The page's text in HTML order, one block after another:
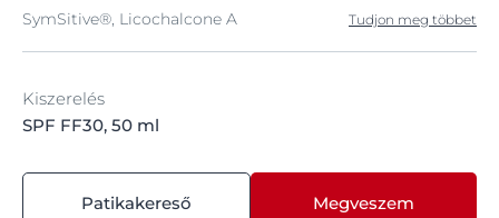
SymSitive®, Licochalcone A
Tudjon meg többet
Kiszerelés
SPF FF30, 50 ml
Patikakereső Megveszem